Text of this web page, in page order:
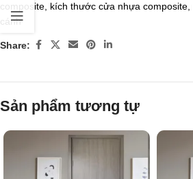
composite kích thước cửa nhựa composite
cánh
Share:
Sản phẩm tương tự